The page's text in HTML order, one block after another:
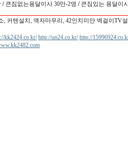
/큰짐없는용달이사 30만-2명 /큰짐있는 용달이
커텐설치, 액자마무리, 42인치미만 벽걸이TV
kk2424.co.kr/ http://un24.co.kr/ http://